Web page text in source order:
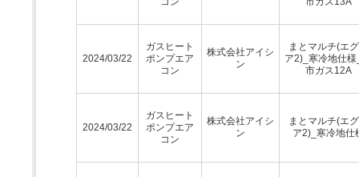
2024/03/22
ガスヒート
ポンプエア
コン
株式会社アイシ
ン
まとマルチ(エ
ア2)_寒冷地仕様
市ガス12A
2024/03/22
ガスヒート
ポンプエア
コン
株式会社アイシ
ン
まとマルチ(エ
ア2)_寒冷地仕